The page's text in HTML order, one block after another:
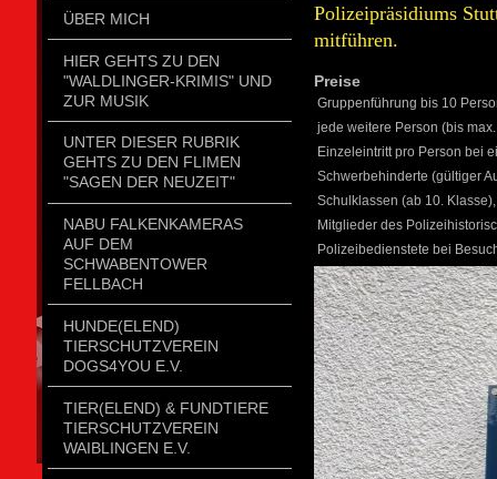
ÜBER MICH
HIER GEHTS ZU DEN
"WALDLINGER-KRIMIS" UND
ZUR MUSIK
UNTER DIESER RUBRIK
GEHTS ZU DEN FLIMEN
"SAGEN DER NEUZEIT"
NABU FALKENKAMERAS
AUF DEM
SCHWABENTOWER
FELLBACH
HUNDE(ELEND)
TIERSCHUTZVEREIN
DOGS4YOU E.V.
TIER(ELEND) & FUNDTIERE
TIERSCHUTZVEREIN
WAIBLINGEN E.V.
Polizeipräsidiums
mitführen.
Preise
Gruppenführung bis 10
jede weitere Person (bis
Einzeleintritt pro Person bei
Schwerbehinderte (gültiger
Schulklassen (ab 10.
Mitglieder des
Polizeibedienstete bei